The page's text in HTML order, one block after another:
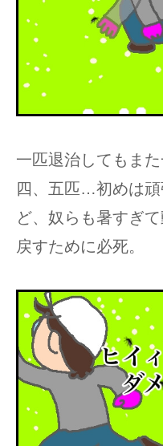
一匹退治してもま
四、五匹…初めは
ど、奴らも暑すぎ
戻すために必死。